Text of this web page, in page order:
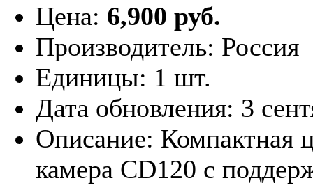
Цена: 6,900 руб.
Производитель: Россия
Единицы: 1 шт.
Дата обновления: 3
Описание: Компактная
камера CD120 с